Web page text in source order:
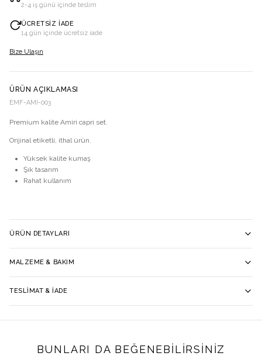
2-4 iş günü içinde teslim
ÜCRETSIZ İADE
14 gün içinde ücretsiz iade
Bize Ulaşın
ÜRÜN AÇIKLAMASI
EMF-AMI-003
Premium kalite Amiri capri set.
Orijinal etiketli, ithal ürün.
Yüksek kalite kumaş
Şık tasarım
Rahat kullanım
ÜRÜN DETAYLARI
MALZEME & BAKIM
TESLIMAT & İADE
BUNLARI DA BEĞENEBILIRSINIZ